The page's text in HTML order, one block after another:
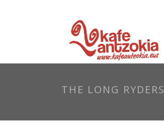
THE LONG RYDERS